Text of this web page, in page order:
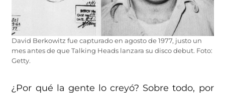
David Berkowitz fue capturado en agosto de 1977, justo un
mes antes de que Talking Heads lanzara su disco debut. Foto:
Getty.
¿Por qué la gente lo creyó? Sobre todo, por